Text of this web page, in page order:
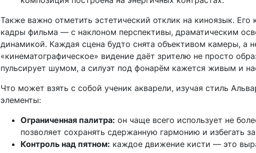
Также важно отметить эстетический отклик на киноязык.
кадры фильма — с наклоном перспективы, драматическим
динамикой. Каждая сцена будто снята объективом камеры, а
«кинематографическое» видение даёт зрителю не просто
пульсирует шумом, а силуэт под фонарём кажется живым и
Что может взять с собой ученик акварели, изучая стиль
элементы:
Ограниченная палитра: он чаще всего использует не
позволяет сохранять сдержанную гармонию и избегать
Контроль над пятном: каждое движение кисти — это